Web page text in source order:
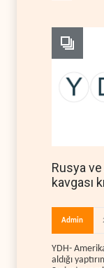
Rusya ve
kavgası
Admin
YDH-
aldığı